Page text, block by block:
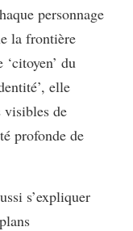
personnage
la frontière
‘citoyen’ du
elle
visibles de
profonde de
s’expliquer